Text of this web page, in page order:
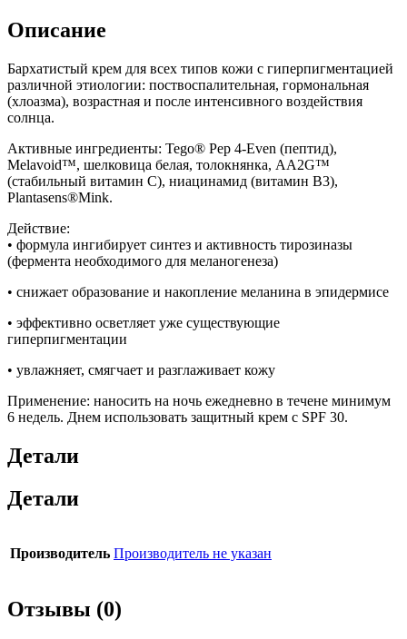
Описание
Бархатистый крем для всех типов кожи с гиперпигментацией
различной этиологии: поствоспалительная, гормональная
(хлоазма), возрастная и после интенсивного воздействия
солнца.
Активные ингредиенты: Tego® Pep 4-Even (пептид),
Melavoid™, шелковица белая, толокнянка, AA2G™
(стабильный витамин С), ниацинамид (витамин В3),
Plantasens®Mink.
Действие:
• формула ингибирует синтез и активность тирозиназы
(фермента необходимого для меланогенеза)
• снижает образование и накопление меланина в эпидермисе
• эффективно осветляет уже существующие
гиперпигментации
• увлажняет, смягчает и разглаживает кожу
Применение: наносить на ночь ежедневно в течене минимум
6 недель. Днем использовать защитный крем с SPF 30.
Детали
Детали
Производитель Производитель не указан
Отзывы (0)